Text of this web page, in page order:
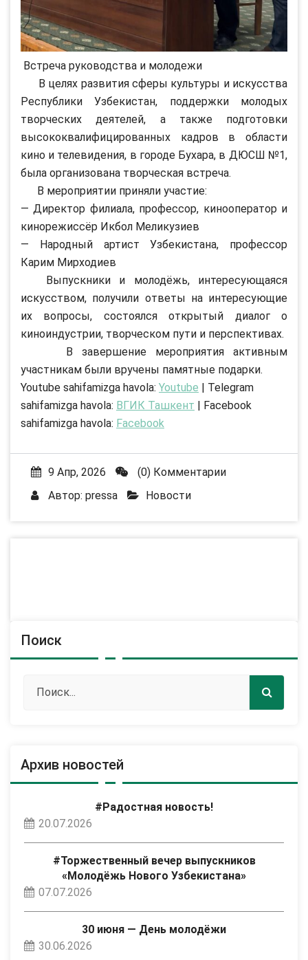
Встреча руководства и молодежи
В целях развития сферы культуры и искусства
Республики Узбекистан, поддержки молодых
творческих деятелей, а также подготовки
высококвалифицированных кадров в области
кино и телевидения, в городе Бухара, в ДЮСШ №1,
была организована творческая встреча.
В мероприятии приняли участие:
— Директор филиала, профессор, кинооператор и
кинорежиссёр Икбол Меликузиев
— Народный артист Узбекистана, профессор
Карим Мирходиев
Выпускники и молодёжь, интересующаяся
искусством, получили ответы на интересующие
их вопросы, состоялся открытый диалог о
киноиндустрии, творческом пути и перспективах.
В завершение мероприятия активным
участникам были вручены памятные подарки.
Youtube sahifamizga havola: Youtube | Telegram
sahifamizga havola: ВГИК Ташкент | Facebook
sahifamizga havola: Facebook
9 Апр, 2026
(0) Комментарии
Автор: pressa Новости
Поиск
Архив новостей
#Радостная новость!
20.07.2026
#Торжественный вечер выпускников
«Молодёжь Нового Узбекистана»
07.07.2026
30 июня — День молодёжи
30.06.2026